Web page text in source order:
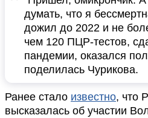
думать, что я
дожил до 2022 и не
чем 120 ПЦР-тестов,
пандемии, оказался
поделилась Чурикова.
Ранее стало известно, что
высказалась об участии